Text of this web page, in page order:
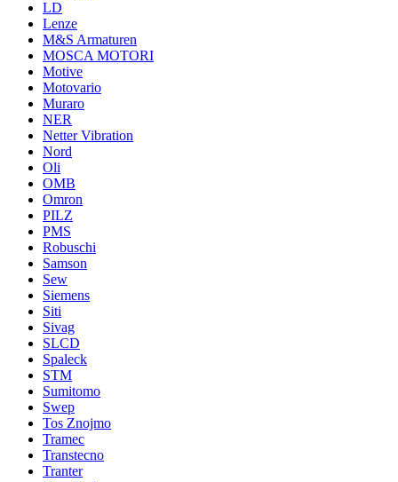
LD
Lenze
M&S Armaturen
MOSCA MOTORI
Motive
Motovario
Muraro
NER
Netter Vibration
Nord
Oli
OMB
Omron
PILZ
PMS
Robuschi
Samson
Sew
Siemens
Siti
Sivag
SLCD
Spaleck
STM
Sumitomo
Swep
Tos Znojmo
Tramec
Transtecno
Tranter